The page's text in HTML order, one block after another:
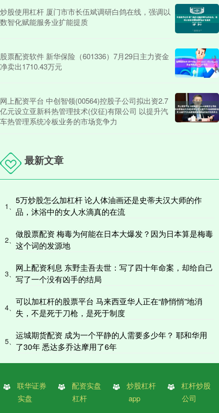
炒股使用杠杆 厦门市市长伍斌调研白鸽在线，强调以
数智化赋能服务业扩能提质
股票配资软件 新华保险（601336）7月29日主力资金
净卖出1710.43万元
网上配资平台 中创智领(00564)控股子公司拟出资2.7
亿元设立亚新科热管理技术(仪征)有限公司 以提升汽
车热管理系统冷板业务的市场竞争力
最新文章
1、
5万炒股怎么加杠杆 论人体油画还是史蒂夫汉大师的作
品，沐浴中的女人水滴真的在流
2、
做股票配资 梅毒为何能在日本大爆发？因为日本算是梅毒
这个词的发源地
3、
网上配资利息 东野圭吾去世：写了四十年命案，却给自己
写了一个没有凶手的结局
4、
可以加杠杆的股票平台 马来西亚华人正在“静悄悄”地消
失，不是死于刀枪，是死于制度
5、
运城期货配资 成为一个平静的人需要多少年？ 耶和华用
了30年 悉达多乔达摩用了6年
联华证券
实盘
配资实盘
杠杆
炒股杠杆
app
杠杆炒股
公司